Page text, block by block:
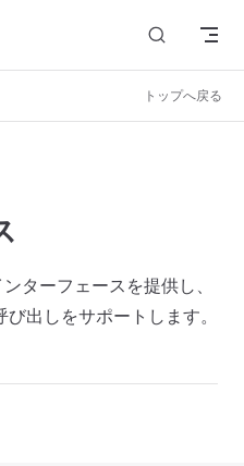
トップへ戻る
ターフェースを提供し、
出しをサポートします。